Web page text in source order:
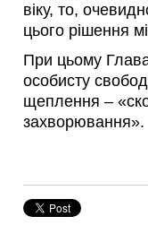
віку, то,
цього рішення
При цьому
особисту
щеплення –
захворювання».